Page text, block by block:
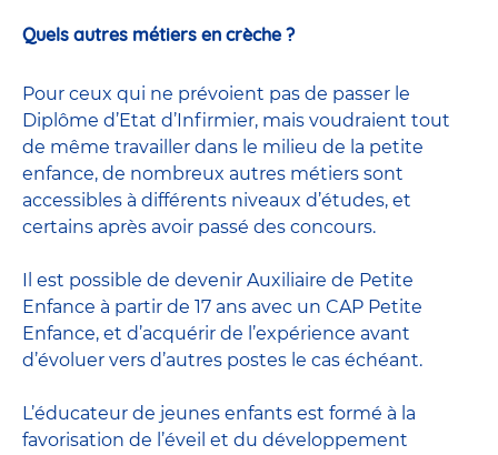
Quels autres métiers en crèche ?
Pour ceux qui ne prévoient pas de passer le
Diplôme d’Etat d’Infirmier, mais voudraient tout
de même travailler dans le milieu de la petite
enfance, de nombreux autres métiers sont
accessibles à différents niveaux d’études, et
certains après avoir passé des concours.
Il est possible de devenir Auxiliaire de Petite
Enfance à partir de 17 ans avec un CAP Petite
Enfance, et d’acquérir de l’expérience avant
d’évoluer vers d’autres postes le cas échéant.
L’éducateur de jeunes enfants est formé à la
favorisation de l’éveil et du développement